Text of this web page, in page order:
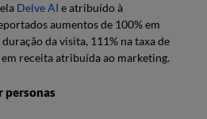
Delve AI e atribuído à
aumentos de 100% em
da visita, 111% na taxa de
receita atribuída ao marketing.
personas